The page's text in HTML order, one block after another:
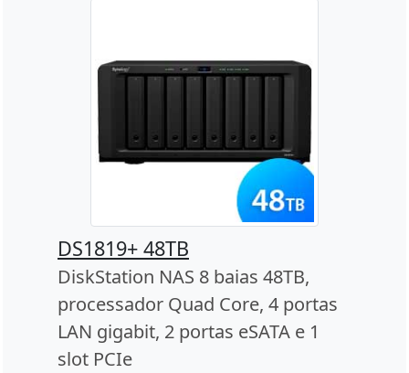
DS1819+ 48TB
DiskStation NAS 8 baias 48TB,
processador Quad Core, 4 portas
LAN gigabit, 2 portas eSATA e 1
slot PCIe